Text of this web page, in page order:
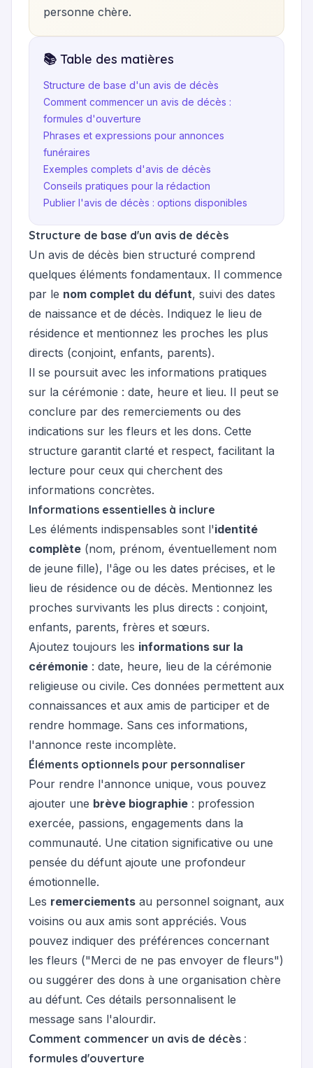
personne chère.
📚 Table des matières
Structure de base d'un avis de décès
Comment commencer un avis de décès :
formules d'ouverture
Phrases et expressions pour annonces
funéraires
Exemples complets d'avis de décès
Conseils pratiques pour la rédaction
Publier l'avis de décès : options disponibles
Structure de base d'un avis de décès
Un avis de décès bien structuré comprend
quelques éléments fondamentaux. Il commence
par le nom complet du défunt, suivi des dates
de naissance et de décès. Indiquez le lieu de
résidence et mentionnez les proches les plus
directs (conjoint, enfants, parents).
Il se poursuit avec les informations pratiques
sur la cérémonie : date, heure et lieu. Il peut se
conclure par des remerciements ou des
indications sur les fleurs et les dons. Cette
structure garantit clarté et respect, facilitant la
lecture pour ceux qui cherchent des
informations concrètes.
Informations essentielles à inclure
Les éléments indispensables sont l'identité
complète (nom, prénom, éventuellement nom
de jeune fille), l'âge ou les dates précises, et le
lieu de résidence ou de décès. Mentionnez les
proches survivants les plus directs : conjoint,
enfants, parents, frères et sœurs.
Ajoutez toujours les informations sur la
cérémonie : date, heure, lieu de la cérémonie
religieuse ou civile. Ces données permettent aux
connaissances et aux amis de participer et de
rendre hommage. Sans ces informations,
l'annonce reste incomplète.
Éléments optionnels pour personnaliser
Pour rendre l'annonce unique, vous pouvez
ajouter une brève biographie : profession
exercée, passions, engagements dans la
communauté. Une citation significative ou une
pensée du défunt ajoute une profondeur
émotionnelle.
Les remerciements au personnel soignant, aux
voisins ou aux amis sont appréciés. Vous
pouvez indiquer des préférences concernant
les fleurs ("Merci de ne pas envoyer de fleurs")
ou suggérer des dons à une organisation chère
au défunt. Ces détails personnalisent le
message sans l'alourdir.
Comment commencer un avis de décès :
formules d'ouverture